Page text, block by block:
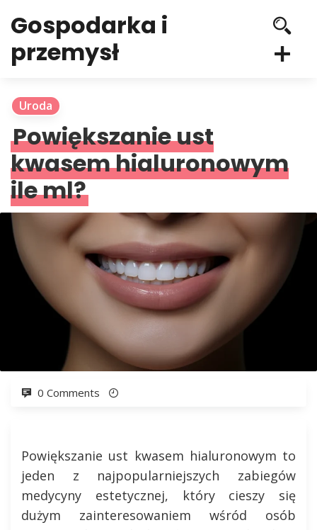
Gospodarka i
przemysł
Uroda
Powiększanie ust
kwasem hialuronowym
ile ml?
0 Comments
Powiększanie ust kwasem hialuronowym to
jeden z najpopularniejszych zabiegów
medycyny estetycznej, który cieszy się
dużym zainteresowaniem wśród osób